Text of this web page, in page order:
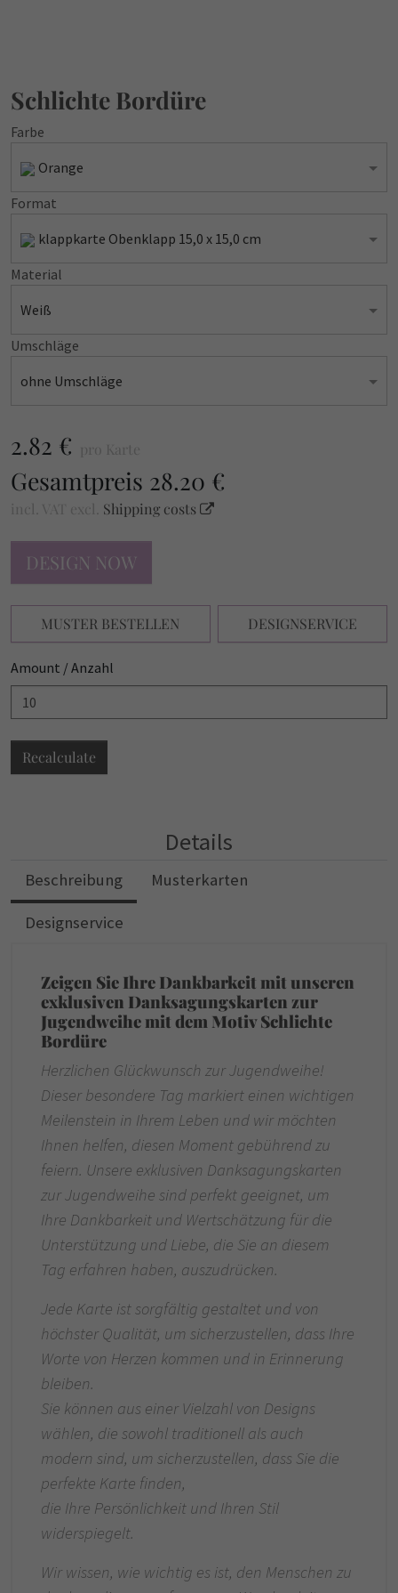
Schlichte Bordüre
Farbe
Orange
Format
klappkarte Obenklapp 15,0 x 15,0 cm
Material
Weiß
Umschläge
ohne Umschläge
2.82 € pro Karte
Gesamtpreis 28.20 €
incl. VAT excl. Shipping costs
DESIGN NOW
MUSTER BESTELLEN DESIGNSERVICE
Amount / Anzahl
Recalculate
Details
Beschreibung Musterkarten
Designservice
Zeigen Sie Ihre Dankbarkeit mit unseren
exklusiven Danksagungskarten zur
Jugendweihe mit dem Motiv Schlichte
Bordüre
Herzlichen Glückwunsch zur Jugendweihe!
Dieser besondere Tag markiert einen wichtigen
Meilenstein in Ihrem Leben und wir möchten
Ihnen helfen, diesen Moment gebührend zu
feiern. Unsere exklusiven Danksagungskarten
zur Jugendweihe sind perfekt geeignet, um
Ihre Dankbarkeit und Wertschätzung für die
Unterstützung und Liebe, die Sie an diesem
Tag erfahren haben, auszudrücken.
Jede Karte ist sorgfältig gestaltet und von
höchster Qualität, um sicherzustellen, dass Ihre
Worte von Herzen kommen und in Erinnerung
bleiben.
Sie können aus einer Vielzahl von Designs
wählen, die sowohl traditionell als auch
modern sind, um sicherzustellen, dass Sie die
perfekte Karte finden,
die Ihre Persönlichkeit und Ihren Stil
widerspiegelt.
Wir wissen, wie wichtig es ist, den Menschen zu